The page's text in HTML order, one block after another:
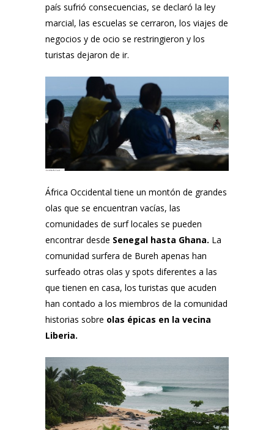
país sufrió consecuencias, se declaró la ley
marcial, las escuelas se cerraron, los viajes de
negocios y de ocio se restringieron y los
turistas dejaron de ir.
África Occidental tiene un montón de grandes
olas que se encuentran vacías, las
comunidades de surf locales se pueden
encontrar desde Senegal hasta Ghana. La
comunidad surfera de Bureh apenas han
surfeado otras olas y spots diferentes a las
que tienen en casa, los turistas que acuden
han contado a los miembros de la comunidad
historias sobre olas épicas en la vecina
Liberia.